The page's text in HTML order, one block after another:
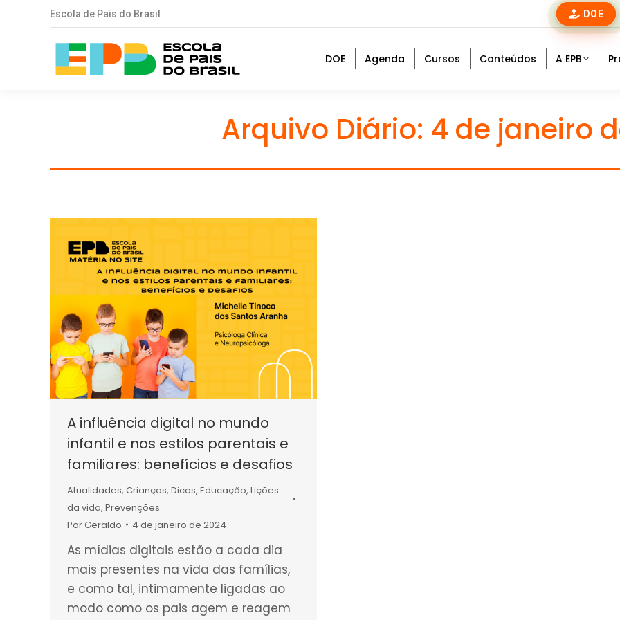
Escola de Pais do Brasil DOE
DOE Agenda Cursos Conteúdos A EPB
Arquivo Diário: 4 de janeiro
A influência digital no mundo
infantil e nos estilos parentais e
familiares: benefícios e desafios
Atualidades, Crianças, Dicas, Educação, Lições
da vida, Prevenções
PorGeraldo 4 de janeiro de 2024
As mídias digitais estão a cada dia
mais presentes na vida das famílias,
e como tal, intimamente ligadas ao
modo como os pais agem e reagem